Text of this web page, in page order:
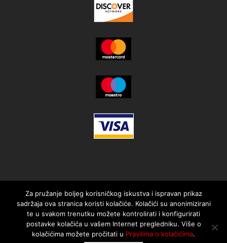
Za pružanje boljeg korisničkog iskustva i ispravan prikaz
sadržaja ova stranica koristi kolačiće. Kolačići su anonimizirani
te u svakom trenutku možete kontrolirati i konfigurirati
postavke kolačića u vašem Internet pregledniku. Više o
kolačićima možete pročitati u Pravilima o kolačićima.